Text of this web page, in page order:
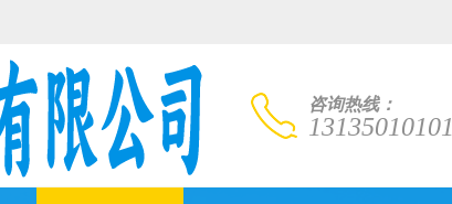
咨询热线：
13135010101